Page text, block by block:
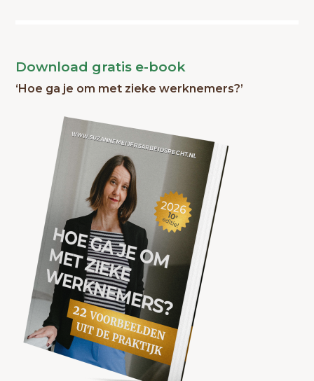
Download gratis e-book
‘Hoe ga je om met zieke werknemers?’